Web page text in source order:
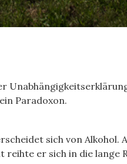
Paradoxon.
sich von Alkohol.
er sich in die lange